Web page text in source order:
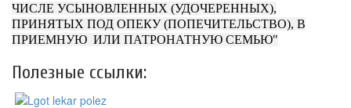
ЧИСЛЕ УСЫНОВЛЕННЫХ (УДОЧЕРЕННЫХ),
ПРИНЯТЫХ ПОД ОПЕКУ (ПОПЕЧИТЕЛЬСТВО), В
ПРИЕМНУЮ ИЛИ ПАТРОНАТНУЮ СЕМЬЮ"
Полезные ссылки: